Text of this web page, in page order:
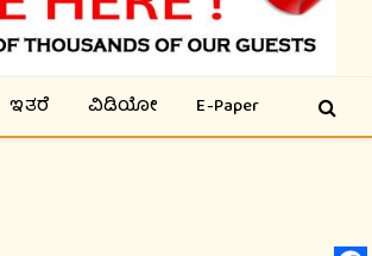
ಇತರೆ ವಿಡಿಯೋ E-Paper